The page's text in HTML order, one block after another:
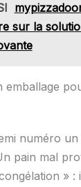
sur la
emballage
numéro
pain mal
» :